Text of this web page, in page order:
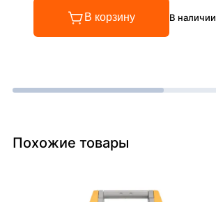
В корзину В наличии
Похожие товары